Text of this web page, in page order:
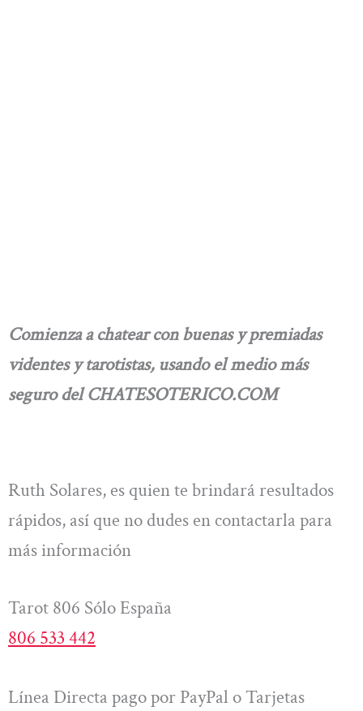
Comienza a chatear con buenas y premiadas
videntes y tarotistas, usando el medio más
seguro del CHATESOTERICO.COM
Ruth Solares, es quien te brindará resultados
rápidos, así que no dudes en contactarla para
más información
Tarot 806 Sólo España
806 533 442
Línea Directa pago por PayPal o Tarjetas